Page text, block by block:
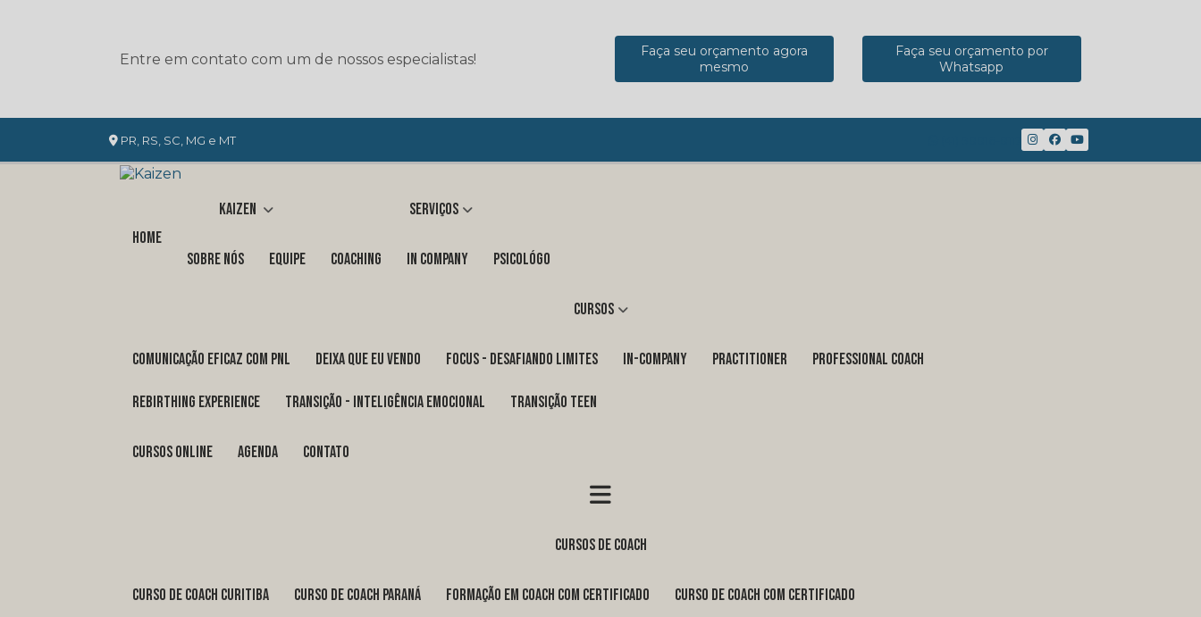
Entre em contato com um de nossos especialistas!
Faça seu orçamento agora
mesmo
Faça seu orçamento por
Whatsapp
PR, RS, SC, MG e MT
Home
Kaizen
Sobre nós Equipe
Serviços
Coaching in company Psicológo
Cursos
COMUNICAÇÃO EFICAZ COM PNL DEIXA QUE EU VENDO FOCUS - DESAFIANDO LIMITES In-Company PRACTITIONER PROFESSIONAL COACH
REBIRTHING EXPERIENCE TRANSIÇÃO - INTELIGÊNCIA EMOCIONAL TRANSIÇÃO TEEN
Cursos Online Agenda Contato
cursos de coach
curso de coach Curitiba curso de coach Paraná formação em coach com certificado curso de coach com certificado